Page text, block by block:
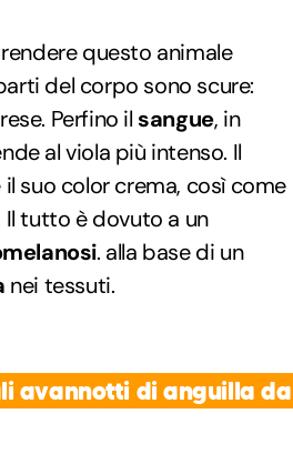
questo animale
del corpo sono scure:
Perfino il sangue, in
al viola più intenso. Il
suo color crema, così come
Il tutto è dovuto a un
. alla base di un
nei tessuti.
avannotti di anguilla da